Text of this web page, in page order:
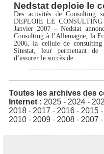
Nedstat deploie le
Des activités de Consulting
DEPLOIE LE CONSULTING
Janvier 2007 – Nedstat
Consulting à l’Allemagne, la
2006, la cellule de
Sitestat, leur permettant de
d’assurer le succès de
Toutes les archives des
Internet : 2025 - 2024 -
2018 - 2017 - 2016 - 2015 -
2010 - 2009 - 2008 - 2007 -